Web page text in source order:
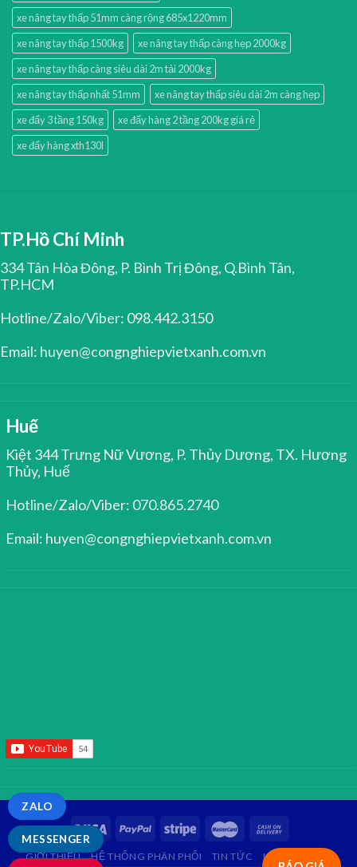
xe nâng tay thấp 51mm càng rộng 685x1220mm
xe nâng tay thấp 1500kg
xe nâng tay thấp càng hẹp 2000kg
xe nâng tay thấp càng siêu dài 2m tải 2000kg
xe nâng tay thấp nhất 51mm
xe nâng tay thấp siêu dài 2m càng hẹp
xe đẩy 3 tầng 150kg
xe đẩy hàng 2 tầng 200kg giá rẻ
xe đẩy hàng xth130l
TP.Hồ Chí Minh
334 Tân Hòa Đông, P. Bình Trị Đông, Q.Bình Tân,
TP.HCM
Hotline/Zalo/Viber: 098.442.3150
Email: huyen@congnghiepvietxanh.com.vn
Huế
Kiệt 344 Trưng Nữ Vương, P. Thủy Dương, TX. Hương
Thủy, Huế
Hotline/Zalo/Viber: 070.865.2740
Email: huyen@congnghiepvietxanh.com.vn
GIỚI THIỆU HỆ THỐNG PHÂN PHỐI TIN TỨC LIÊN HỆ
MESSENGER
ZALO